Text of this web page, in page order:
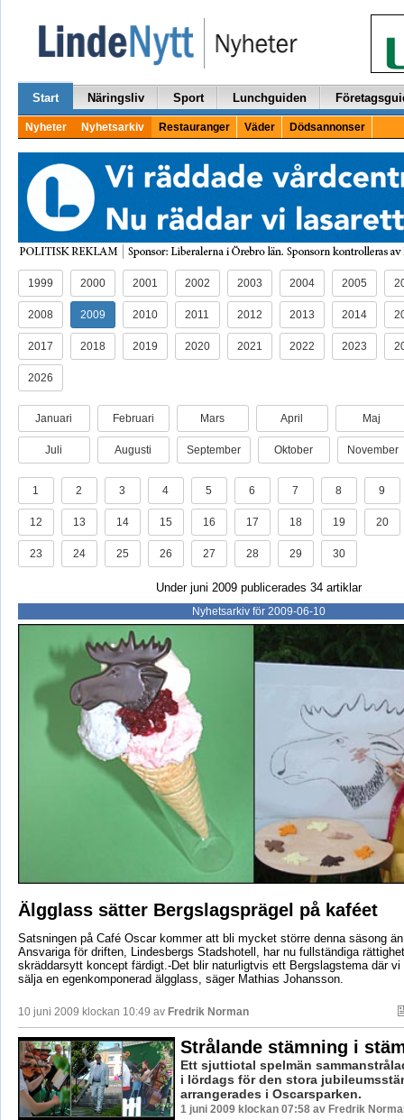
Start Näringsliv Sport Lunchguiden
Nyheter Nyhetsarkiv Restauranger Väder Dödsannonser
1999 2000 2001 2002 2003 2004 2005
2008 2009 2010 2011 2012 2013 2014
2017 2018 2019 2020 2021 2022 2023
2026
Januari Februari Mars April Maj
Juli Augusti September Oktober November
1 2 3 4 5 6 7 8 9
12 13 14 15 16 17 18 19 20
23 24 25 26 27 28 29 30
Under juni 2009 publicerades 34 artiklar
Nyhetsarkiv för 2009-06-10
Älgglass sätter Bergslagsprägel på kaféet
Satsningen på Café Oscar kommer att bli mycket större denna säsong
Ansvariga för driften, Lindesbergs Stadshotell, har nu fullständiga
skräddarsytt koncept färdigt.-Det blir naturligtvis ett Bergslagstema där vi
sälja en egenkomponerad älgglass, säger Mathias Johansson.
10 juni 2009 klockan 10:49 av Fredrik Norman
Strålande stämning i
Ett sjuttiotal spelmän
i lördags för den stora
arrangerades i Oscarsparken.
1 juni 2009 klockan 07:58 av Fredrik